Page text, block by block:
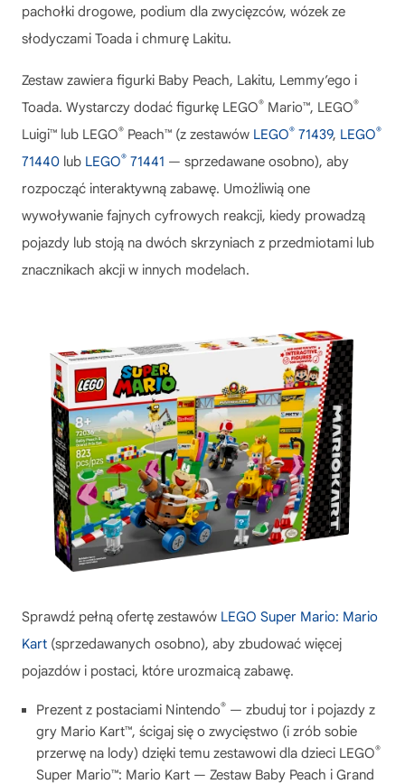
pachołki drogowe, podium dla zwycięzców, wózek ze
słodyczami Toada i chmurę Lakitu.
Zestaw zawiera figurki Baby Peach, Lakitu, Lemmy’ego i
Toada. Wystarczy dodać figurkę LEGO® Mario™, LEGO®
Luigi™ lub LEGO® Peach™ (z zestawów LEGO® 71439, LEGO®
71440 lub LEGO® 71441 — sprzedawane osobno), aby
rozpocząć interaktywną zabawę. Umożliwią one
wywoływanie fajnych cyfrowych reakcji, kiedy prowadzą
pojazdy lub stoją na dwóch skrzyniach z przedmiotami lub
znacznikach akcji w innych modelach.
Sprawdź pełną ofertę zestawów LEGO Super Mario: Mario
Kart (sprzedawanych osobno), aby zbudować więcej
pojazdów i postaci, które urozmaicą zabawę.
Prezent z postaciami Nintendo® — zbuduj tor i pojazdy z
gry Mario Kart™, ścigaj się o zwycięstwo (i zrób sobie
przerwę na lody) dzięki temu zestawowi dla dzieci LEGO®
Super Mario™: Mario Kart — Zestaw Baby Peach i Grand